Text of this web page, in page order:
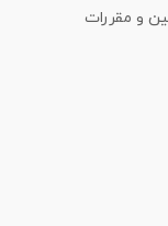
و مقررات